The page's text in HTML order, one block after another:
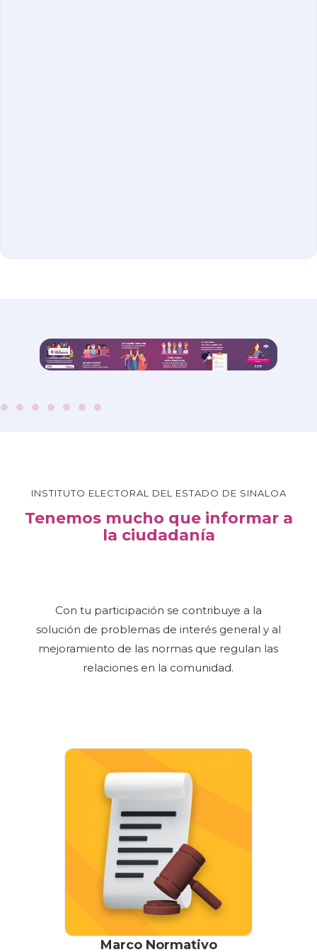
INSTITUTO ELECTORAL DEL ESTADO DE SINALOA
Tenemos mucho que informar a
la ciudadanía
Con tu participación se contribuye a la
solución de problemas de interés general y al
mejoramiento de las normas que regulan las
relaciones en la comunidad.
Marco Normativo